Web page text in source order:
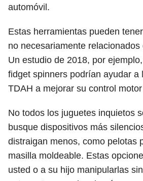
automóvil.
Estas herramientas pueden
no necesariamente relacionados
Un estudio de 2018, por
fidget spinners podrían ayudar a
TDAH a mejorar su control
No todos los juguetes inquietos
busque dispositivos más
distraigan menos, como pelotas
masilla moldeable. Estas
usted o a su hijo manipularlas